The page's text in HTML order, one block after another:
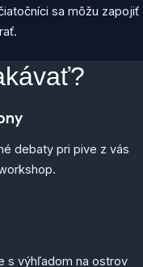
sa môžu zapojiť
debaty pri pive z vás
s výhľadom na ostrov